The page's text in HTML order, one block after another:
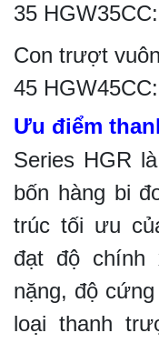
35
Con trượt
45
Ưu điểm
Series HGR
bốn hàng bi
trúc tối ưu
đạt độ
nặng, độ
loại thanh